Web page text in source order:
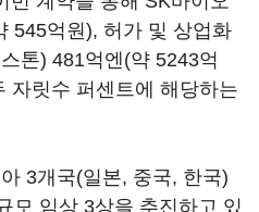
545억원), 허가 및 상업화
톤) 481억엔(약 5243억
자릿수 퍼센트에 해당하는
3개국(일본, 중국, 한국)
모 임상 3상을 추진하고 있